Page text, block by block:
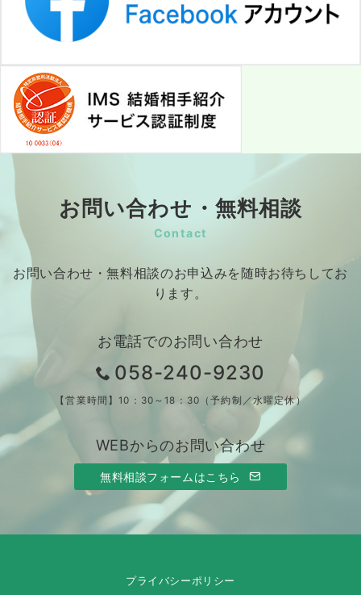
お問い合わせ・無料相談
Contact
お問い合わせ・無料相談のお申込みを随時お待ちしてお
ります。
お電話でのお問い合わせ
058-240-9230
【営業時間】10：30～18：30（予約制／水曜定休）
WEBからのお問い合わせ
無料相談フォームはこちら
プライバシーポリシー